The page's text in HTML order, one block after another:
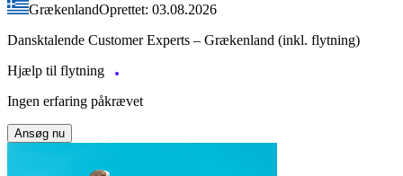
GrækenlandOprettet: 03.08.2026
Dansktalende Customer Experts – Grækenland (inkl. flytning)
Hjælp til flytning
Ingen erfaring påkrævet
Ansøg nu